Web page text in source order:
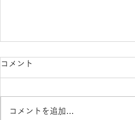
コメント
コメントを追加…